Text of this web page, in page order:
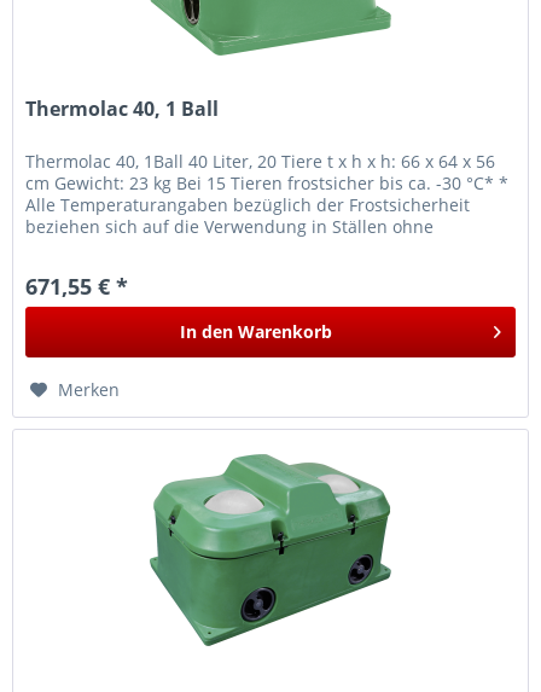
Thermolac 40, 1 Ball
Thermolac 40, 1Ball 40 Liter, 20 Tiere t x h x h: 66 x 64 x 56
cm Gewicht: 23 kg Bei 15 Tieren frostsicher bis ca. -30 °C* *
Alle Temperaturangaben bezüglich der Frostsicherheit
beziehen sich auf die Verwendung in Ställen ohne
671,55 € *
In den Warenkorb
Merken